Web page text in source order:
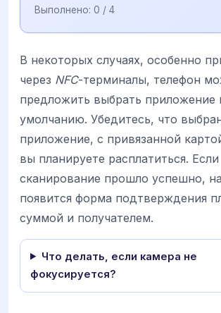
Выполнено: 0 / 4
В некоторых случаях, особенно
через NFC-терминалы, телефон
предложить выбрать приложение
умолчанию. Убедитесь, что
приложение, с привязанной
вы планируете расплатиться. Если
сканирование прошло успешно,
появится форма подтверждения
суммой и получателем.
Что делать, если камера не
фокусируется?